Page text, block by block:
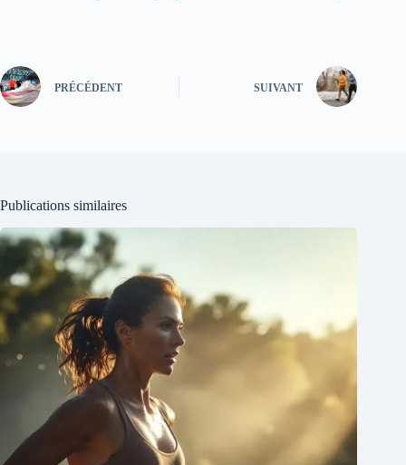
PRÉCÉDENT SUIVANT
Publications similaires